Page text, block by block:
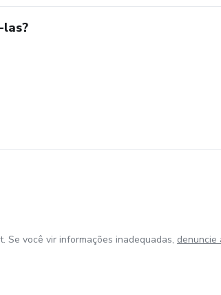
las?
você vir informações inadequadas, denuncie